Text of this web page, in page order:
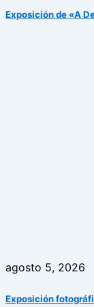
Exposición de «A
agosto 5, 2026
Exposición